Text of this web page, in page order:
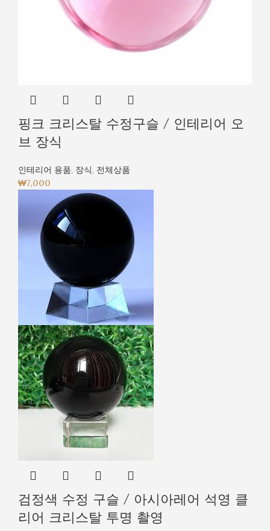
핑크 크리스탈 수정구슬 / 인테리어 오
브 장식
인테리어 용품, 장식, 전체상품
₩7,000
검정색 수정 구슬 / 아시아레어 석영 클
리어 크리스탈 투명 촬영